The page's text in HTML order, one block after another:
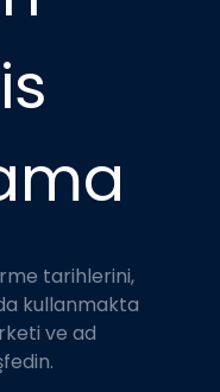
tarihlerini,
kullanmakta
ve ad